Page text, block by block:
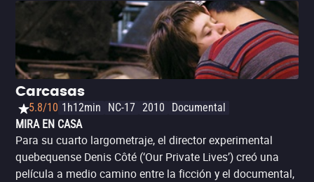
Carcasas
5.8/10 1h12min NC-17 2010
Documental
MIRA EN CASA
Para su cuarto largometraje, el director experimental
quebequense Denis Côté (‘Our Private Lives’) creó una
película a medio camino entre la ficción y el documental,